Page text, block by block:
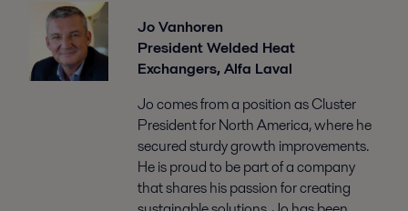
Jo Vanhoren
President Welded Heat
Exchangers, Alfa Laval
Jo comes from a position as Cluster
President for North America, where he
secured sturdy growth improvements.
He is proud to be part of a company
that shares his passion for creating